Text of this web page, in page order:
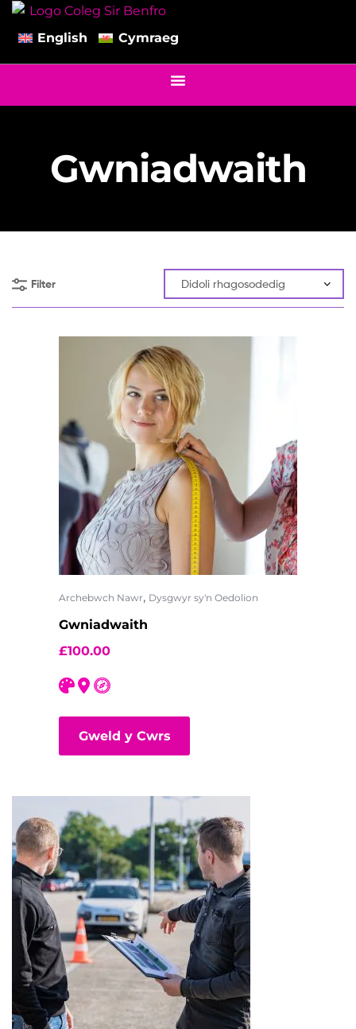
English Cymraeg
Gwniadwaith
Filter
Archebwch Nawr, Dysgwyr sy'n Oedolion
Gwniadwaith
£100.00
Gweld y Cwrs